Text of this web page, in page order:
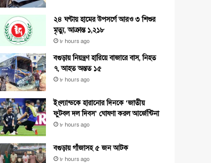
২৪ ঘণ্টায় হামের উপসর্গে আরও ৩ শিশুর
মৃত্যু, আক্রান্ত ১,২১৮
৮ hours ago
বগুড়ায় নিয়ন্ত্রণ হারিয়ে বাজারে বাস, নিহত
৭, আহত অন্তত ১৫
৮ hours ago
ইংল্যান্ডকে হারানোর দিনকে ‘জাতীয়
ফুটবল দল দিবস’ ঘোষণা করল আর্জেন্টিনা
৮ hours ago
বগুড়ায় গাঁজাসহ ৫ জন আটক
৮ hours ago